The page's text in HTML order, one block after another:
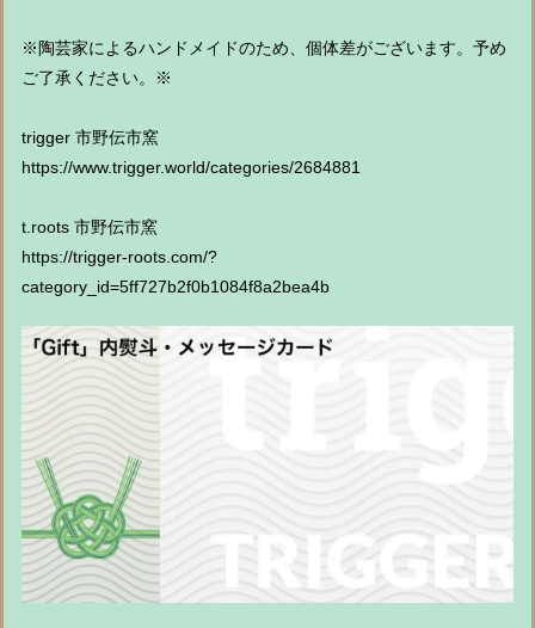
※陶芸家によるハンドメイドのため、個体差がございます。予め
ご了承ください。※
trigger 市野伝市窯
https://www.trigger.world/categories/2684881
t.roots 市野伝市窯
https://trigger-roots.com/?
category_id=5ff727b2f0b1084f8a2bea4b